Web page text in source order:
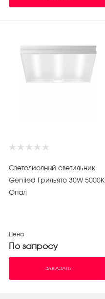
Светодиодный светильник
Geniled Грильято 30W 5000К
Опал
Цена
По запросу
ЗАКАЗАТЬ